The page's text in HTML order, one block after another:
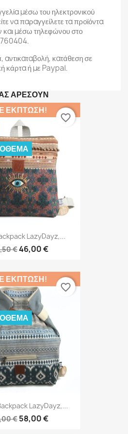
μέσω του ηλεκτρονικού
να παραγγείλετε τα προϊόντα
και μέσω τηλεφώνου στο
κατάθεση σε
κάρτα ή με Paypal.
ΑΡΈΣΟΥΝ
LazyDayz,...
€46,00 €
ΈΚΠΤΩΣΗ!
favorite_border
LazyDayz,...
€ 58,00 €
ΈΚΠΤΩΣΗ!
favorite_border